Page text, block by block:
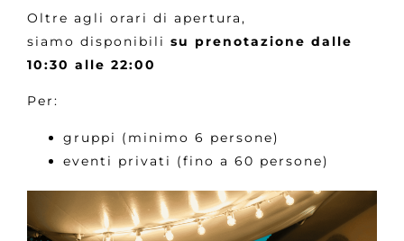
Oltre agli orari di apertura,
siamo disponibili su prenotazione dalle
10:30 alle 22:00
Per:
gruppi (minimo 6 persone)
eventi privati (fino a 60 persone)